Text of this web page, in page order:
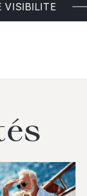
VISIBILITE